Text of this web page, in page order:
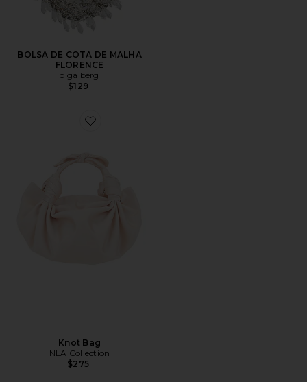
BOLSA DE COTA DE MALHA
FLORENCE
olga berg
$129
Favorite Knot Bag
Knot Bag
NLA Collection
$275